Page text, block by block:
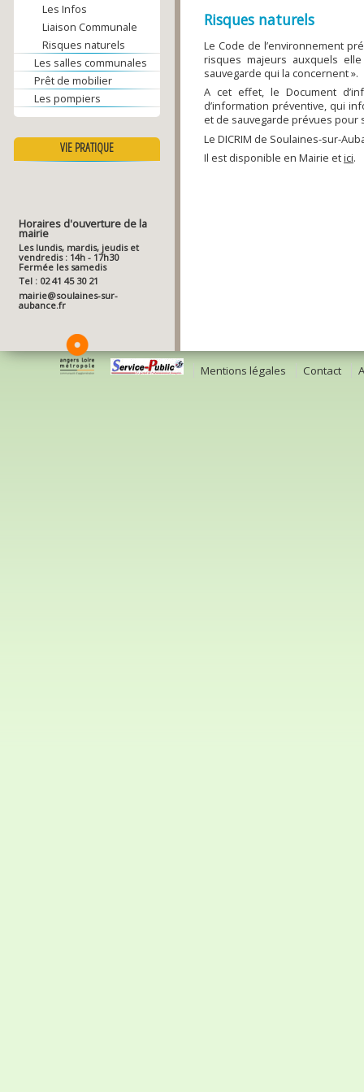
Les Infos
Liaison Communale
Risques naturels
Les salles communales
Prêt de mobilier
Les pompiers
VIE PRATIQUE
Horaires d'ouverture de la
mairie
Les lundis, mardis, jeudis et
vendredis : 14h - 17h30
Fermée les samedis
Tel : 02 41 45 30 21
mairie@soulaines-sur-
aubance.fr
Risques naturels
Le Code de l’environnement
risques majeurs auxquels
sauvegarde qui la concernent ».
A cet effet, le Document
d’information préventive, qui
et de sauvegarde prévues pour
Le DICRIM de Soulaines-sur-
Il est disponible en Mairie etici.
Mentions légales Contact